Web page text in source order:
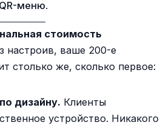
меню.
стоимость
настроив, ваше 200-е
столько же, сколько первое:
дизайну. Клиенты
устройство. Никакого